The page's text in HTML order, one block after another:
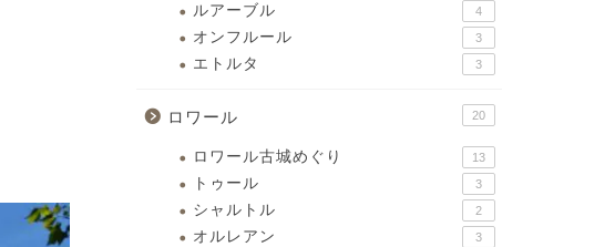
ルアーブル 4
オンフルール 3
エトルタ 3
ロワール 20
ロワール古城めぐり 13
トゥール 3
シャルトル 2
オルレアン 3